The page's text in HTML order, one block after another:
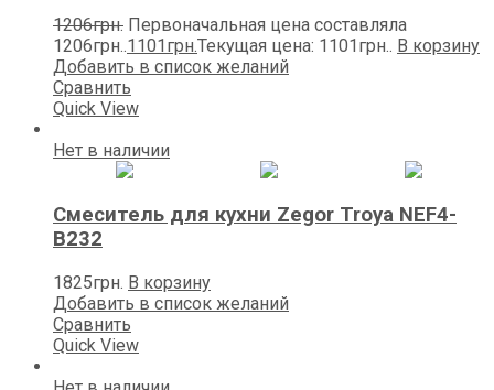
1206грн. Первоначальная цена составляла
1206грн..1101грн.Текущая цена: 1101грн.. В корзину
Добавить в список желаний
Сравнить
Quick View
Нет в наличии
Смеситель для кухни Zegor Trоya NEF4-
B232
1825грн. В корзину
Добавить в список желаний
Сравнить
Quick View